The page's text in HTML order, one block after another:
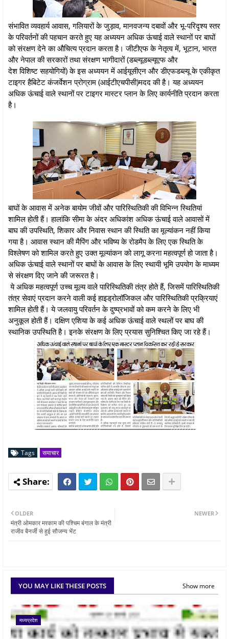
संभावित व्यवहार्य आवास, गलियारों के जुड़ाव, मानवजन्य दबावों और भू-परिदृश्‍य स्तर
के परिवर्तनों की पहचान करते हुए यह अध्ययन अधिक ऊंचाई वाले स्‍थानों पर बाघों
को संरक्षण देने का औचित्य प्रदान करता है। जीटीएफ के नेतृत्व में, भूटान, भारत
और नेपाल की सरकारों तथा संरक्षण भागीदारों (डब्ल्यूडब्ल्यूएफ और
देश विशिष्ट सहयोगियों) के इस अध्ययन में आईयूसीएन और डीएफडब्ल्यू के एकीकृत
टाइगर हैबिटेट कंजर्वेशन प्रोग्राम (आईटीएचपीसी)मदद की है। यह अध्‍ययन
अधिक ऊंचाई वाले स्‍थानों पर टाइगर मास्टर प्लान के लिए कार्यनीति प्रदान करता
है।
बाघों के आवास में अनेक बायोम जीवों और पारिस्थितिकी की विभिन्न स्थितियां
शामिल होती हैं। हालांकि सीमा के अंदर अधिकांश अधिक ऊंचाई वाले आवासों में
बाघ की उपस्थिति, शिकार और निवास स्थान की स्थिति का मूल्यांकन नहीं किया
गया है। आवास स्थान की मैपिंग और भविष्य के रोडमैप के लिए एक स्थिति के
विश्लेषण को शामिल करते हुए उक्त मूल्यांकन को लागू करना महत्वपूर्ण हो जाता है।
अधिक ऊंचाई वाले स्‍थानों पर बाघों के आवास के लिए स्थायी भूमि उपयोग के माध्यम
से संरक्षण दिए जाने की जरूरत है।
ये अधिक महत्‍वपूर्ण उच्च मूल्य वाले पारिस्थितिकी तंत्र होते हैं, जिसमें पारिस्थितिकी
तंत्र सेवाएं प्रदान करने वाली कई हाइड्रोलॉजिकल और पारिस्थितिकी प्रक्रियाएं
शामिल होती हैं। ये जलवायु परिवर्तन के दुष्प्रभावों को कम करने के लिए भी
अनुकूल होती हैं। दक्षिण एशिया के कई अधिक ऊंचाई वाले स्‍थलों पर बाघ की
स्थानिक उपस्थिति है। इनके संरक्षण के लिए प्रयास सुनिश्चित किए जा रहे हैं।
Tags समाचार
NEWER
OLDER
मंत्री ओमकार मरकाम की पश्चिम बंगाल के मंत्री
राजीव बैनर्जी से हुई सौजन्य भेंट
YOU MAY LIKE THESE POSTS Show more
मध्यप्रदेश